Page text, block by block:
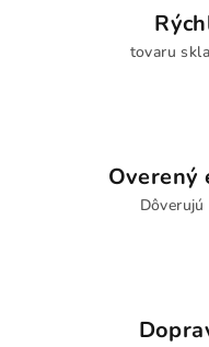
tovaru
Overený